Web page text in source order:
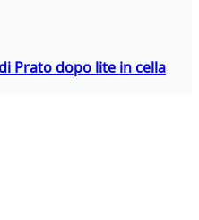
Prato dopo lite in cella